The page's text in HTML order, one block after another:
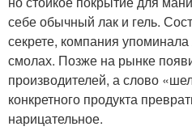
себе обычный лак и гель.
секрете, компания
смолах. Позже на рынке
производителей, а слово
конкретного продукта
нарицательное.